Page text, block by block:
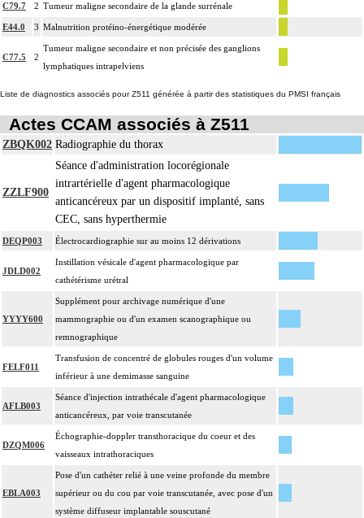
C79.7 2 Tumeur maligne secondaire de la glande surrénale
E44.0 3 Malnutrition protéino-énergétique modérée
C77.5 2
Tumeur maligne secondaire et non précisée des ganglions
lymphatiques intrapelviens
Liste de diagnostics associés pour Z511 générée à partir des statistiques du PMSI français
Actes CCAM associés à Z511
ZBQK002 Radiographie du thorax
ZZLF900
Séance d'administration locorégionale
intrartérielle d'agent pharmacologique
anticancéreux par un dispositif implanté, sans
CEC, sans hyperthermie
DEQP003 Électrocardiographie sur au moins 12 dérivations
JDLD002
Instillation vésicale d'agent pharmacologique par
cathétérisme urétral
YYYY600
Supplément pour archivage numérique d'une
mammographie ou d'un examen scanographique ou
remnographique
FELF011
Transfusion de concentré de globules rouges d'un volume
inférieur à une demimasse sanguine
AFLB003
Séance d'injection intrathécale d'agent pharmacologique
anticancéreux, par voie transcutanée
DZQM006
Échographie-doppler transthoracique du coeur et des
vaisseaux intrathoraciques
EBLA003
Pose d'un cathéter relié à une veine profonde du membre
supérieur ou du cou par voie transcutanée, avec pose d'un
système diffuseur implantable souscutané